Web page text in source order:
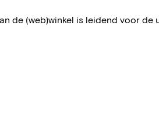
de (web)winkel is leidend voor de